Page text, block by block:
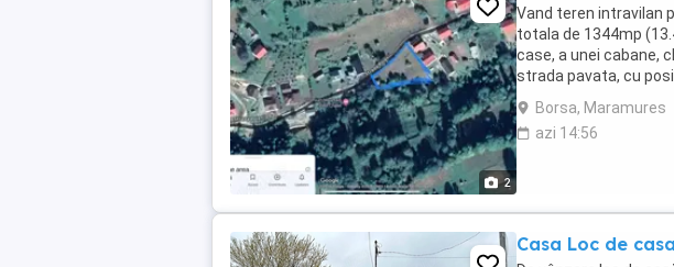
2
Vand teren intravilan
totala de 1344mp
case, a unei cabane,
strada pavata, cu
Pretul este ...
Borsa, Maramures
azi 14:56
Casa Loc de